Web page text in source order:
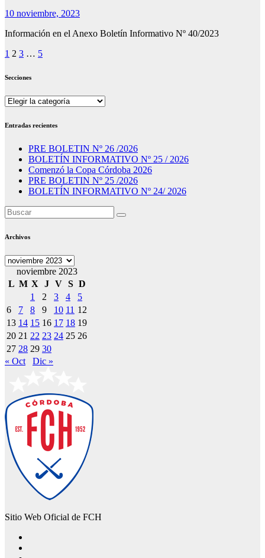
10 noviembre, 2023
Información en el Anexo Boletín Informativo Nº 40/2023
Paginación
de
1 2 3 … 5
Secciones
Secciones
Entradas recientes
PRE BOLETIN Nº 26 /2026
BOLETÍN INFORMATIVO Nº 25 / 2026
Comenzó la Copa Córdoba 2026
PRE BOLETIN Nº 25 /2026
BOLETÍN INFORMATIVO Nº 24/ 2026
Archivos
Archivos
noviembre 2023
L M X J V S D
1
2 3 4
5
6
7 8 9 10 11 12
13 14 15 16 17 18 19
20 21 22 23 24 25 26
27 28 29 30
« Oct
Dic »
Sitio Web Oficial de FCH